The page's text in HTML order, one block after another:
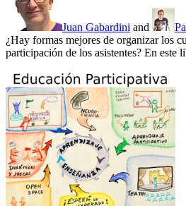
Juan Gabardini and
¿Hay formas mejores de organizar los
participación de los asistentes? En este